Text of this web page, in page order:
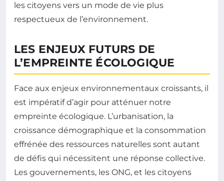
les citoyens vers un mode de vie plus
respectueux de l’environnement.
LES ENJEUX FUTURS DE
L’EMPREINTE ÉCOLOGIQUE
Face aux enjeux environnementaux croissants, il
est impératif d’agir pour atténuer notre
empreinte écologique. L’urbanisation, la
croissance démographique et la consommation
effrénée des ressources naturelles sont autant
de défis qui nécessitent une réponse collective.
Les gouvernements, les ONG, et les citoyens